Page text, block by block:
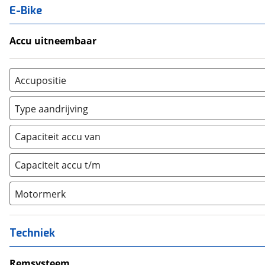
E-Bike
Accu uitneembaar
Nee, vast (0)
Accupositie
Bagagedrager (0)
Frame (0 )
Vloer (0
Achterbank (0)
Kofferbak (0)
Overig (0)
Type aandrijving
Achterwiel (0)
Trapas
Voorwiel
Capaciteit accu van
Capaciteit accu t/m
Motormerk
Bosch (0)
Yamaha
Stromer (0)
Giant (0)
Techniek